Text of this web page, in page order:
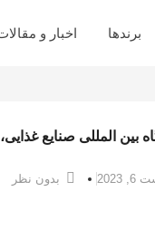
برندها اخبار و
بین المللی صنایع
2023 بدون نظر